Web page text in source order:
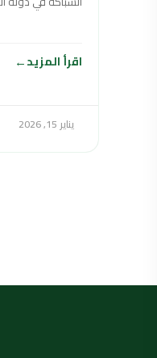
اقرأ المزيد
يناير 15, 2026